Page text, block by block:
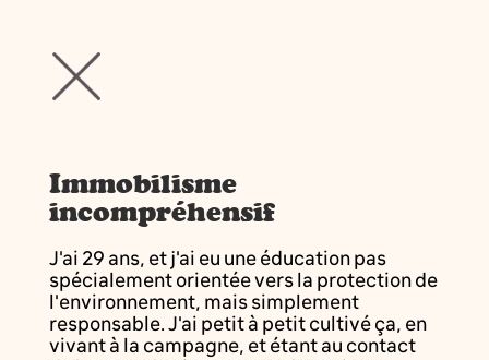
Immobilisme
incompréhensif
J'ai 29 ans, et j'ai eu une éducation pas
spécialement orientée vers la protection de
l'environnement, mais simplement
responsable. J'ai petit à petit cultivé ça, en
vivant à la campagne, et étant au contact